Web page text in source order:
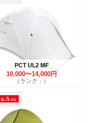
PCT UL2 MF
10,000〜14,000円
（ランク：）